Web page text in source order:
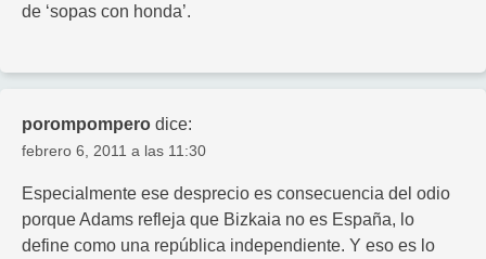
de ‘sopas con honda’.
porompompero dice:
febrero 6, 2011 a las 11:30
Especialmente ese desprecio es consecuencia del odio
porque Adams refleja que Bizkaia no es España, lo
define como una república independiente. Y eso es lo